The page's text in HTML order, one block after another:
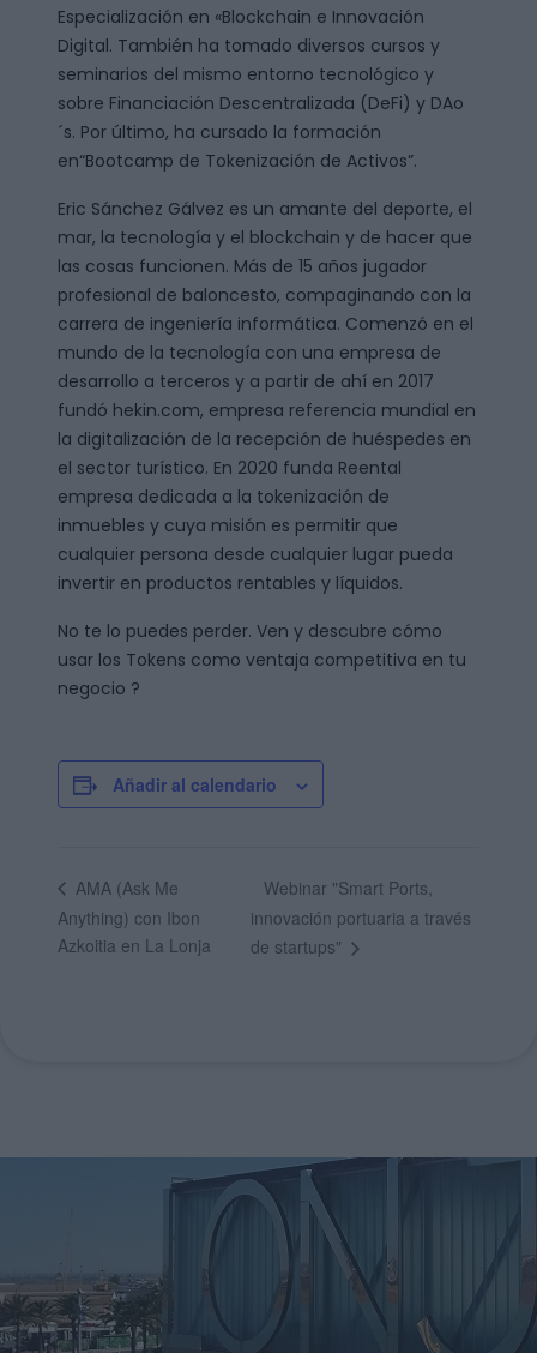
Especialización en «Blockchain e Innovación
Digital. También ha tomado diversos cursos y
seminarios del mismo entorno tecnológico y
sobre Financiación Descentralizada (DeFi) y DAo
´s. Por último, ha cursado la formación
en“Bootcamp de Tokenización de Activos”.
Eric Sánchez Gálvez es un amante del deporte, el
mar, la tecnología y el blockchain y de hacer que
las cosas funcionen. Más de 15 años jugador
profesional de baloncesto, compaginando con la
carrera de ingeniería informática. Comenzó en el
mundo de la tecnología con una empresa de
desarrollo a terceros y a partir de ahí en 2017
fundó hekin.com, empresa referencia mundial en
la digitalización de la recepción de huéspedes en
el sector turístico. En 2020 funda Reental
empresa dedicada a la tokenización de
inmuebles y cuya misión es permitir que
cualquier persona desde cualquier lugar pueda
invertir en productos rentables y líquidos.
No te lo puedes perder. Ven y descubre cómo
usar los Tokens como ventaja competitiva en tu
negocio ?
Añadir al calendario
AMA (Ask Me
Anything) con Ibon
Azkoitia en La Lonja
Webinar "Smart Ports,
innovación portuaria a través
de startups"